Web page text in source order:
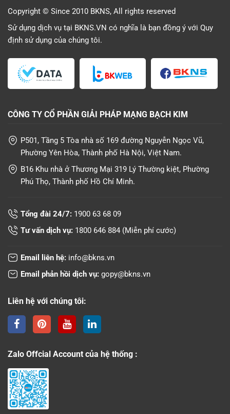
Copyright © Since 2010 BKNS, All rights reserved
Sử dụng dịch vụ tại BKNS.VN có nghĩa là bạn đồng ý với Quy
định sử dụng của chúng tôi.
CÔNG TY CỔ PHẦN GIẢI PHÁP MẠNG BẠCH KIM
P501, Tầng 5 Tòa nhà số 169 đường Nguyễn Ngọc Vũ,
Phường Yên Hòa, Thành phố Hà Nội, Việt Nam.
B16 Khu nhà ở Thương Mại 319 Lý Thường kiệt, Phường
Phú Thọ, Thành phố Hồ Chí Minh.
Tổng đài 24/7: 1900 63 68 09
Tư vấn dịch vụ: 1800 646 884 (Miễn phí cước)
Email liên hệ: info@bkns.vn
Email phản hồi dịch vụ: gopy@bkns.vn
Liên hệ với chúng tôi:
Zalo Offcial Account của hệ thống :